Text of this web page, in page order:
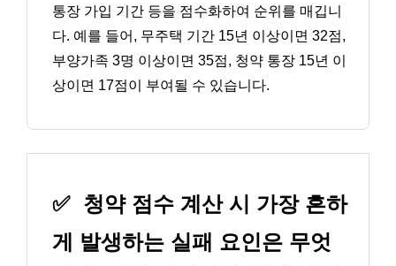
통장 가입 기간 등을 점수화하여 순위를 매깁니
다. 예를 들어, 무주택 기간 15년 이상이면 32점,
부양가족 3명 이상이면 35점, 청약 통장 15년 이
상이면 17점이 부여될 수 있습니다.
✅ 청약 점수 계산 시 가장 흔하
게 발생하는 실패 요인은 무엇